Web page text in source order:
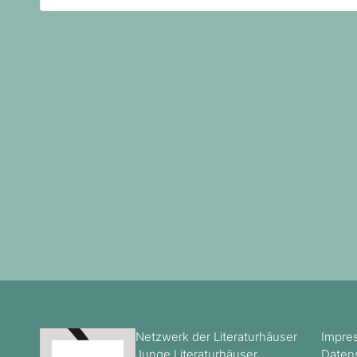
nach:
Netzwerk der Literaturhäuser